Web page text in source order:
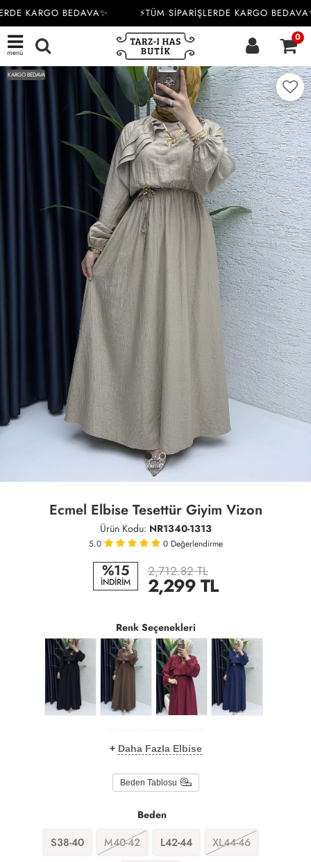
KARGO BEDAVA✨ ⚡TÜM SİPARİŞLERDE KARGO BEDAVA✨
menü
0
KARGO BEDAVA
Ecmel Elbise Tesettür Giyim Vizon
Ürün Kodu: NR1340-1313
5.0 0 Değerlendirme
%15
İNDİRİM
2,712.82 TL
2,299TL
Renk Seçenekleri
+ Daha Fazla Elbise
Beden Tablosu
Beden
S38-40 M40-42 L42-44 XL44-46